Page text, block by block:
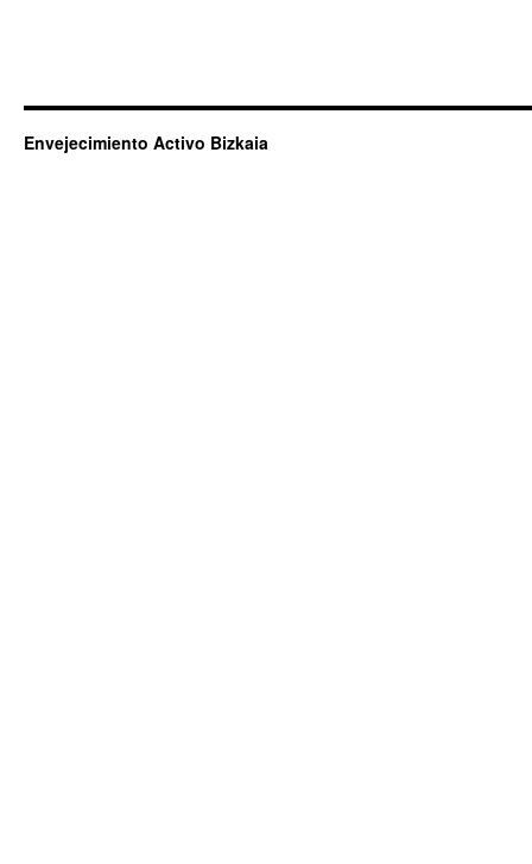
Envejecimiento Activo Bizkaia